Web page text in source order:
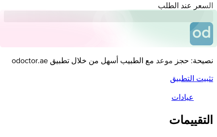
السعر عند الطلب
نصيحة: حجز موعد مع الطبيب أسهل من خلال تطبيق odoctor.ae
تثبيت التطبيق
عيادات
التقييمات